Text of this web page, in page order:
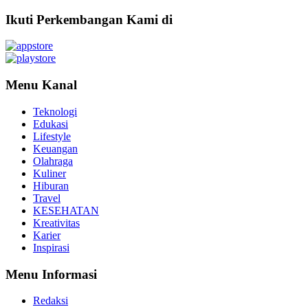
Ikuti Perkembangan Kami di
Menu Kanal
Teknologi
Edukasi
Lifestyle
Keuangan
Olahraga
Kuliner
Hiburan
Travel
KESEHATAN
Kreativitas
Karier
Inspirasi
Menu Informasi
Redaksi